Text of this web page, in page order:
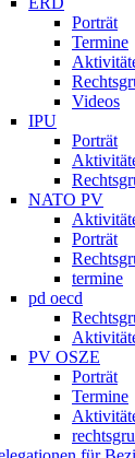
Porträt
Termine
Videos
IPU
Porträt
NATO PV
Porträt
termine
pd oecd
PV OSZE
Porträt
Termine